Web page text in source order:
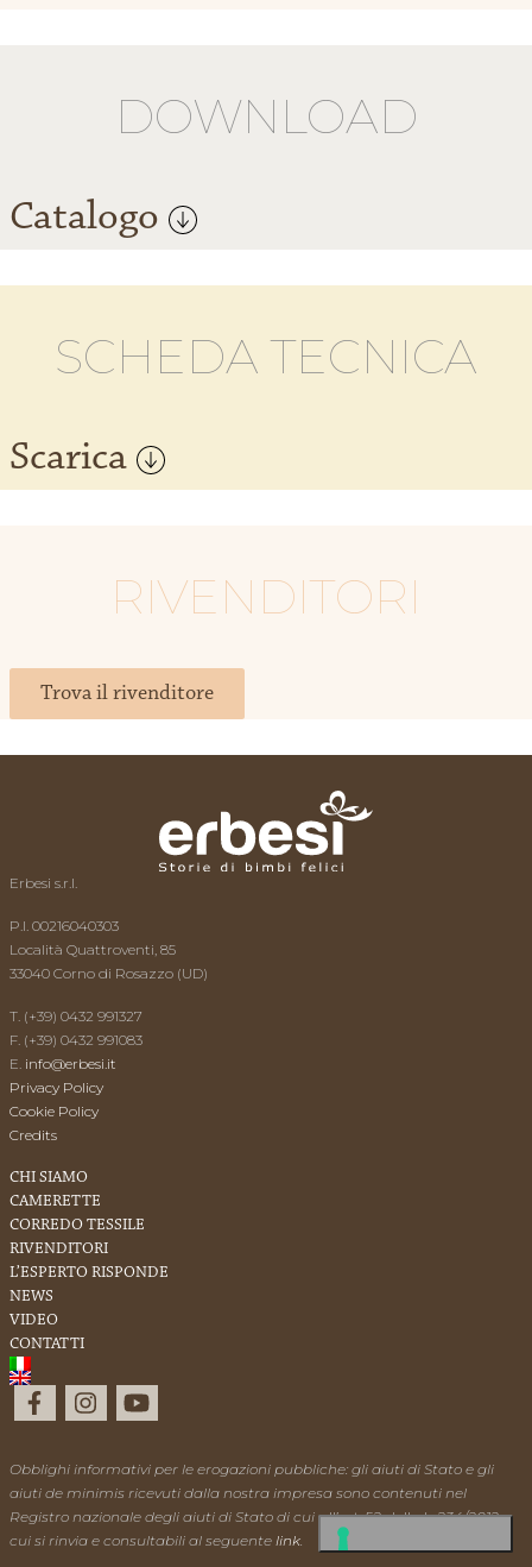
DOWNLOAD
Catalogo
SCHEDA TECNICA
Scarica
RIVENDITORI
Trova il rivenditore
Erbesi s.r.l.
P.I. 00216040303
Località Quattroventi, 85
33040 Corno di Rosazzo (UD)
T. (+39) 0432 991327
F. (+39) 0432 991083
E. info@erbesi.it
Privacy Policy
Cookie Policy
Credits
CHI SIAMO
CAMERETTE
CORREDO TESSILE
RIVENDITORI
L’ESPERTO RISPONDE
NEWS
VIDEO
CONTATTI
Obblighi informativi per le erogazioni pubbliche: gli aiuti di Stato e gli
aiuti de minimis ricevuti dalla nostra impresa sono contenuti nel
Registro nazionale degli aiuti di Stato di cui all’art. 52 della L. 234/2012 a
cui si rinvia e consultabili al seguente link.